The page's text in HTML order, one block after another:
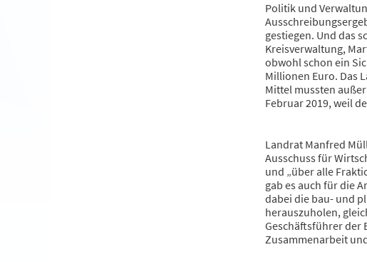
Politik und
gestiegen. Und das
Kreisverwaltung,
obwohl schon ein
Millionen Euro. Das
Mittel mussten
Februar 2019, weil
Landrat Manfred
Ausschuss für
und „über alle
gab es auch für die
dabei die bau- und
herauszuholen,
Geschäftsführer der
Zusammenarbeit